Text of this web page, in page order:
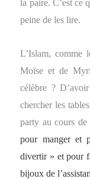
la paire. C’est ce
peine de les lire.
L’Islam, comme
Moïse et de
célèbre ?
chercher les
party au cours
pour manger et
divertir » et pour
bijoux de